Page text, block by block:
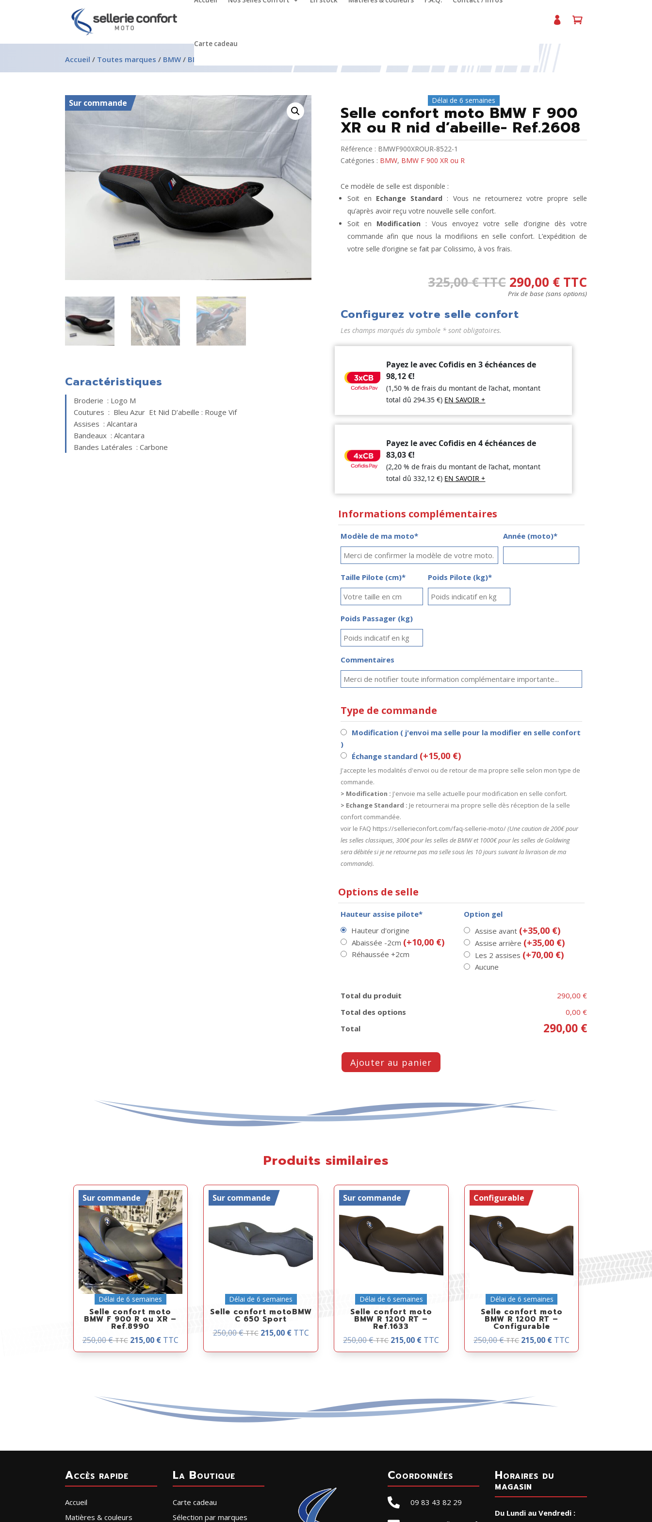
Carte cadeau
Accueil / Toutes marques / BMW / BMW F 900 XR ou R
Sur commande
Caractéristiques
Broderie : Logo M
Coutures : Bleu Azur Et Nid D’abeille : Rouge Vif
Assises : Alcantara
Bandeaux : Alcantara
Bandes Latérales : Carbone
Délai de 6 semaines
Selle confort moto BMW F 900
XR ou R nid d’abeille- Ref.2608
Référence : BMWF900XROUR-8522-1
Catégories : BMW, BMW F 900 XR ou R
Ce modèle de selle est disponible :
Soit en Echange Standard : Vous ne retournerez votre propre selle
qu’après avoir reçu votre nouvelle selle confort.
Soit en Modification : Vous envoyez votre selle d’origine dès votre
commande afin que nous la modifiions en selle confort. L’expédition de
votre selle d’origine se fait par Colissimo, à vos frais.
325,00€TTC 290,00 € TTC
Prix de base (sans options)
Configurez votre selle confort
Les champs marqués du symbole * sont obligatoires.
Payez le avec Cofidis en 3 échéances de
98,12€!
(1,50 % de frais du montant de l’achat, montant
total dû294.35€) EN SAVOIR +
Payez le avec Cofidis en 4 échéances de
83,03€!
(2,20 % de frais du montant de l’achat, montant
total dû332,12€) EN SAVOIR +
Options de selle
Hauteur assise pilote*
Hauteur d'origine
Abaissée -2cm (+10,00 €)
Réhaussée +2cm
Option gel
Assise avant (+35,00 €)
Assise arrière (+35,00 €)
Les 2 assises (+70,00 €)
Aucune
Informations complémentaires
Modèle de ma moto* Année (moto)*
Taille Pilote (cm)* Poids Pilote (kg)*
Poids Passager (kg)
Commentaires
Type de commande
Modification ( j'envoi ma selle pour la modifier en selle confort
)
Échange standard (+15,00 €)
J'accepte les modalités d'envoi ou de retour de ma propre selle selon mon type de
commande.
> Modification : J'envoie ma selle actuelle pour modification en selle confort.
> Echange Standard : Je retournerai ma propre selle dès réception de la selle
confort commandée.
voir le FAQ https://sellerieconfort.com/faq-sellerie-moto/(Une caution de 200€ pour
les selles classiques, 300€ pour les selles de BMW et 1000€ pour les selles de Goldwing
sera débitée si je ne retourne pas ma selle sous les 10 jours suivant la livraison de ma
commande).
Total du produit
290,00 €
Total des options
0,00 €
Total
290,00 €
Ajouter au panier
Produits similaires
Sur commande
Délai de 6 semaines
Selle confort moto
BMW F 900 R ou XR –
Ref.8990
250,00€ TTC 215,00 € TTC
Sur commande
Délai de 6 semaines
Selle confort motoBMW
C 650 Sport
250,00€ TTC 215,00 € TTC
Sur commande
Délai de 6 semaines
Selle confort moto
BMW R 1200 RT –
Ref.1633
250,00€ TTC 215,00 € TTC
Configurable
Délai de 6 semaines
Selle confort moto
BMW R 1200 RT –
Configurable
250,00€ TTC 215,00 € TTC
Accès rapide
Accueil
Matières & couleurs
La Boutique
Carte cadeau
Sélection par marques
Coordonnées
 09 83 43 82 29
Horaires du
magasin
Du Lundi au Vendredi :